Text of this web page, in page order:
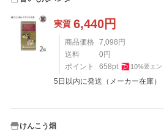
実質 6,440円
商品価格 7,098円
送料
0円
ポイント
658pt 10%要エン
5日以内に発送（メーカー在庫）
けんこう畑